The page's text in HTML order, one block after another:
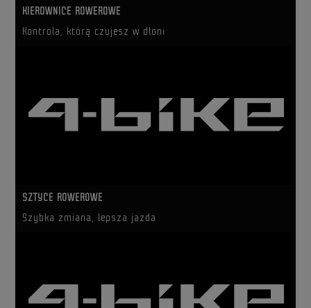
KIEROWNICE ROWEROWE
Kontrola, którą czujesz w dłoni
SZTYCE ROWEROWE
Szybka zmiana, lepsza jazda